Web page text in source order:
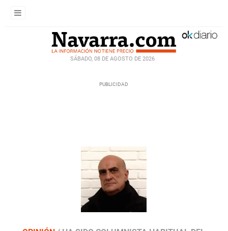
SÁBADO, 08 DE AGOSTO DE 2026